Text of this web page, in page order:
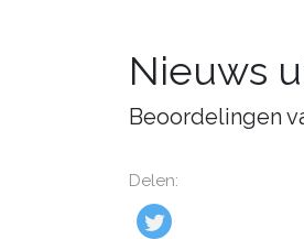
Nieuws
Beoordelingen
Delen: